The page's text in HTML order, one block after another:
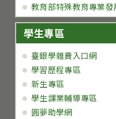
教育部特殊教育專業
學生專區
臺銀學雜費入口網
學習歷程專區
新生專區
學生課業輔導專區
圓夢助學網